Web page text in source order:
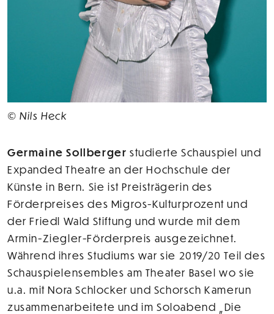
© Nils Heck
Germaine Sollberger studierte Schauspiel und
Expanded Theatre an der Hochschule der
Künste in Bern. Sie ist Preisträgerin des
Förderpreises des Migros-Kulturprozent und
der Friedl Wald Stiftung und wurde mit dem
Armin-Ziegler-Förderpreis ausgezeichnet.
Während ihres Studiums war sie 2019/20 Teil des
Schauspielensembles am Theater Basel wo sie
u.a. mit Nora Schlocker und Schorsch Kamerun
zusammenarbeitete und im Soloabend „Die